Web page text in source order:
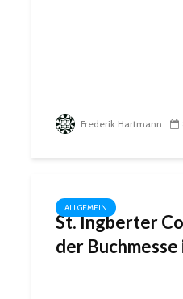
Frederik Hartmann
ALLGEMEIN
St. Ingberter
der Buchmesse